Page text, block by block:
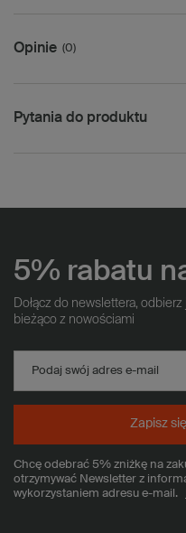
Opinie (0)
Pytania do produktu
5% rabatu
Dołącz do newslettera,
bieżąco z nowościami
Podaj swój adres e-mail
Chcę odebrać 5% zniżkę na
otrzymywać Newsletter z
wykorzystaniem adresu e-mail.
Zapisz